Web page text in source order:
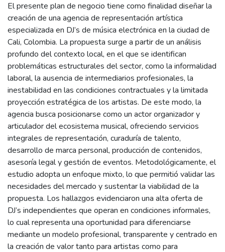
El presente plan de negocio tiene como finalidad diseñar la
creación de una agencia de representación artística
especializada en DJ’s de música electrónica en la ciudad de
Cali, Colombia. La propuesta surge a partir de un análisis
profundo del contexto local, en el que se identifican
problemáticas estructurales del sector, como la informalidad
laboral, la ausencia de intermediarios profesionales, la
inestabilidad en las condiciones contractuales y la limitada
proyección estratégica de los artistas. De este modo, la
agencia busca posicionarse como un actor organizador y
articulador del ecosistema musical, ofreciendo servicios
integrales de representación, curaduría de talento,
desarrollo de marca personal, producción de contenidos,
asesoría legal y gestión de eventos. Metodológicamente, el
estudio adopta un enfoque mixto, lo que permitió validar las
necesidades del mercado y sustentar la viabilidad de la
propuesta. Los hallazgos evidenciaron una alta oferta de
DJ’s independientes que operan en condiciones informales,
lo cual representa una oportunidad para diferenciarse
mediante un modelo profesional, transparente y centrado en
la creación de valor tanto para artistas como para